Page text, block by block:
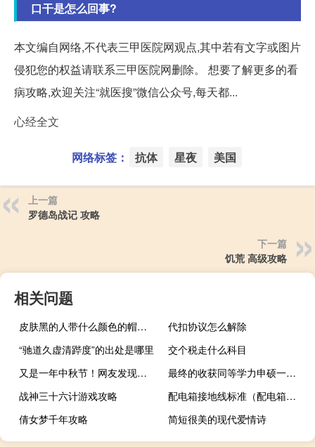
口干是怎么回事?
本文编自网络,不代表三甲医院网观点,其中若有文字或图片
侵犯您的权益请联系三甲医院网删除。 想要了解更多的看
病攻略,欢迎关注“就医搜”微信公众号,每天都...
心经全文
网络标签： 抗体 星夜 美国
上一篇
罗德岛战记 攻略
下一篇
饥荒 高级攻略
相关问题
皮肤黑的人带什么颜色的帽子好
代扣协议怎么解除
“驰道久虚清跸度”的出处是哪里
交个税走什么科目
又是一年中秋节！网友发现何炅连续十年主持湖南卫视中秋之夜
最终的收获同等学力申硕一定远远大于先前的付出吗
战神三十六计游戏攻略
配电箱接地线标准（配电箱接地线标准）
倩女梦千年攻略
简短很美的现代爱情诗